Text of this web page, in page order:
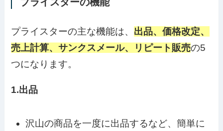
プライスターの主な機能は、 出品、価格改定、
売上計算、サンクスメール、リピート販売の5
つになります。
1.出品
沢山の商品を一度に出品するなど、簡単に